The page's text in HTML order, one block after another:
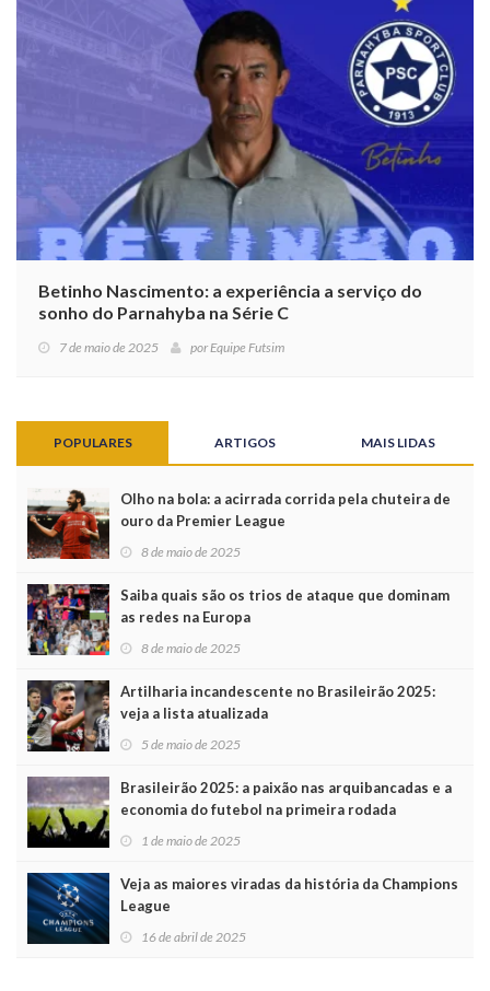
Betinho Nascimento: a experiência a serviço do
sonho do Parnahyba na Série C
7 de maio de 2025 por Equipe Futsim
POPULARES ARTIGOS MAIS LIDAS
Olho na bola: a acirrada corrida pela chuteira de
ouro da Premier League
8 de maio de 2025
Saiba quais são os trios de ataque que dominam
as redes na Europa
8 de maio de 2025
Artilharia incandescente no Brasileirão 2025:
veja a lista atualizada
5 de maio de 2025
Brasileirão 2025: a paixão nas arquibancadas e a
economia do futebol na primeira rodada
1 de maio de 2025
Veja as maiores viradas da história da Champions
League
16 de abril de 2025